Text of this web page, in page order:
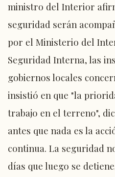
ministro del Interior
seguridad serán
por el Ministerio del
Seguridad Interna, las
gobiernos locales
insistió en que "la
trabajo en el terreno",
antes que nada es la
continua. La seguridad
días que luego se